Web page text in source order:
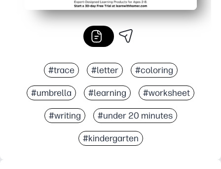
#trace #letter #coloring
#umbrella #learning #worksheet
#writing #under 20 minutes
#kindergarten